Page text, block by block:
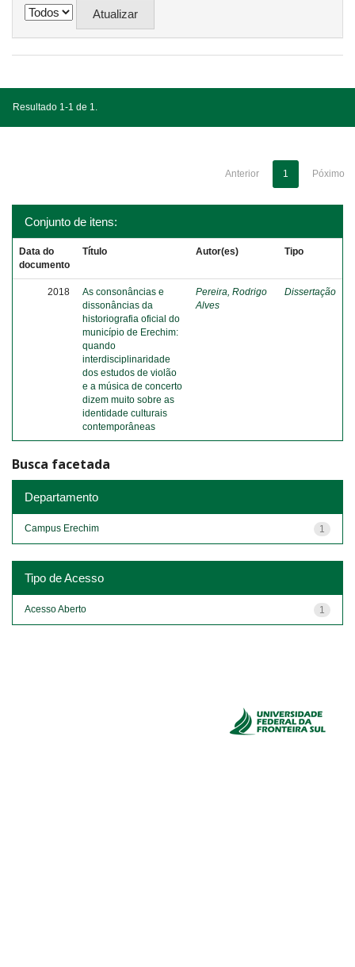
Resultado 1-1 de 1.
Anterior 1 Póximo
Conjunto de itens:
Data do
documento
Título Autor(es) Tipo
2018
As consonâncias e
dissonâncias da
historiografia oficial do
município de Erechim:
quando
interdisciplinaridade
dos estudos de violão
e a música de concerto
dizem muito sobre as
identidade culturais
contemporâneas
Pereira, Rodrigo
Alves
Dissertação
Busca facetada
Departamento
1
Campus Erechim
Tipo de Acesso
1
Acesso Aberto